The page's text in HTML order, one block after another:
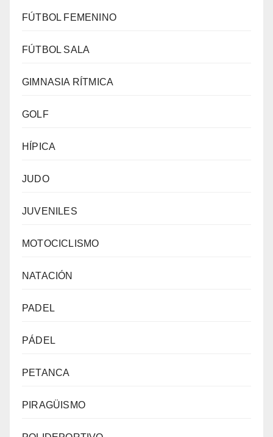
FÚTBOL FEMENINO
FÚTBOL SALA
GIMNASIA RÍTMICA
GOLF
HÍPICA
JUDO
JUVENILES
MOTOCICLISMO
NATACIÓN
PADEL
PÁDEL
PETANCA
PIRAGÜISMO